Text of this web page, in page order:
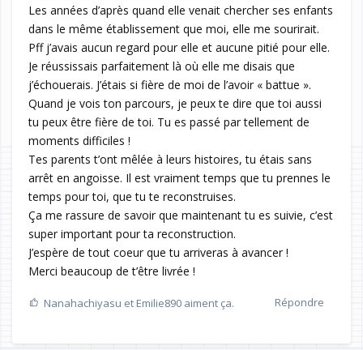
Les années d’après quand elle venait chercher ses enfants
dans le même établissement que moi, elle me sourirait.
Pff j’avais aucun regard pour elle et aucune pitié pour elle.
Je réussissais parfaitement là où elle me disais que
j’échouerais. J’étais si fière de moi de l’avoir « battue ».
Quand je vois ton parcours, je peux te dire que toi aussi
tu peux être fière de toi. Tu es passé par tellement de
moments difficiles !
Tes parents t’ont mêlée à leurs histoires, tu étais sans
arrêt en angoisse. Il est vraiment temps que tu prennes le
temps pour toi, que tu te reconstruises.
Ça me rassure de savoir que maintenant tu es suivie, c’est
super important pour ta reconstruction.
J’espère de tout coeur que tu arriveras à avancer !
Merci beaucoup de t’être livrée !
Répondre
Nanahachiyasu et Emilie890 aiment ça.